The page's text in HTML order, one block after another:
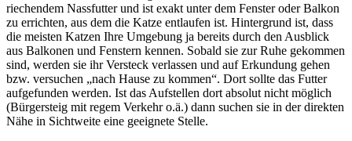
riechendem Nassfutter und ist exakt unter dem Fenster oder Balkon
zu errichten, aus dem die Katze entlaufen ist. Hintergrund ist, dass
die meisten Katzen Ihre Umgebung ja bereits durch den Ausblick
aus Balkonen und Fenstern kennen. Sobald sie zur Ruhe gekommen
sind, werden sie ihr Versteck verlassen und auf Erkundung gehen
bzw. versuchen „nach Hause zu kommen“. Dort sollte das Futter
aufgefunden werden. Ist das Aufstellen dort absolut nicht möglich
(Bürgersteig mit regem Verkehr o.ä.) dann suchen sie in der direkten
Nähe in Sichtweite eine geeignete Stelle.